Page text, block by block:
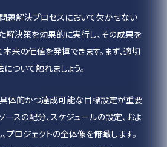
題解決プロセスにおいて欠かせない
解決策を効果的に実行し、その成果を
来の価値を発揮できます。まず、適切
ついて触れましょう。
体的かつ達成可能な目標設定が重要
ースの配分、スケジュールの設定、およ
プロジェクトの全体像を俯瞰します。